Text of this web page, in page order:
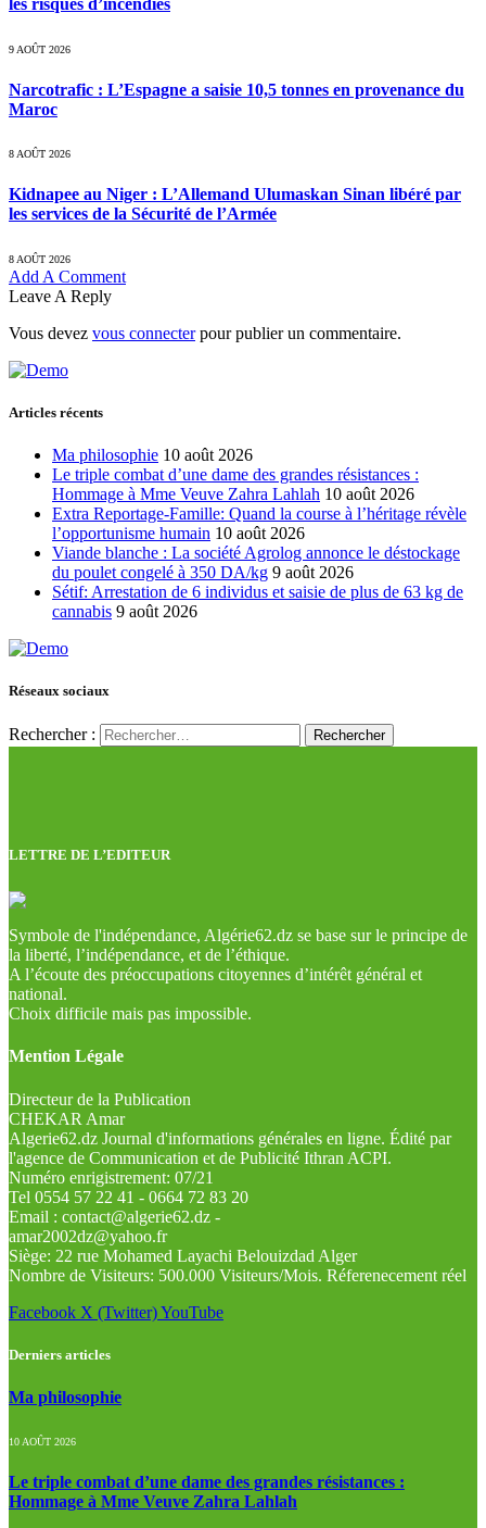
les risques d’incendies
9 AOÛT 2026
Narcotrafic : L’Espagne a saisie 10,5 tonnes en provenance du
Maroc
8 AOÛT 2026
Kidnapee au Niger : L’Allemand Ulumaskan Sinan libéré par
les services de la Sécurité de l’Armée
8 AOÛT 2026
Add A Comment
Leave A Reply
Vous devez vous connecterpour publier un commentaire.
Articles récents
Ma philosophie 10 août 2026
Le triple combat d’une dame des grandes résistances :
Hommage à Mme Veuve Zahra Lahlah 10 août 2026
Extra Reportage-Famille: Quand la course à l’héritage révèle
l’opportunisme humain 10 août 2026
Viande blanche : La société Agrolog annonce le déstockage
du poulet congelé à 350 DA/kg 9 août 2026
Sétif: Arrestation de 6 individus et saisie de plus de 63 kg de
cannabis 9 août 2026
Réseaux sociaux
Rechercher :
LETTRE DE L’EDITEUR
Symbole de l'indépendance, Algérie62.dz se base sur le principe de
la liberté, l’indépendance, et de l’éthique.
A l’écoute des préoccupations citoyennes d’intérêt général et
national.
Choix difficile mais pas impossible.
Mention Légale
Directeur de la Publication
CHEKAR Amar
Algerie62.dz Journal d'informations générales en ligne. Édité par
l'agence de Communication et de Publicité Ithran ACPI.
Numéro enrigistrement: 07/21
Tel 0554 57 22 41 - 0664 72 83 20
Email : contact@algerie62.dz -
amar2002dz@yahoo.fr
Siège: 22 rue Mohamed Layachi Belouizdad Alger
Nombre de Visiteurs: 500.000 Visiteurs/Mois. Réferenecement réel
Facebook X (Twitter)YouTube
Derniers articles
Ma philosophie
10 AOÛT 2026
Le triple combat d’une dame des grandes résistances :
Hommage à Mme Veuve Zahra Lahlah